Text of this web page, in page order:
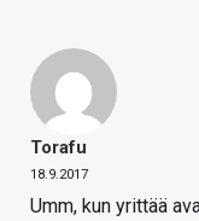
Torafu
18.9.2017
Umm, kun yrittää